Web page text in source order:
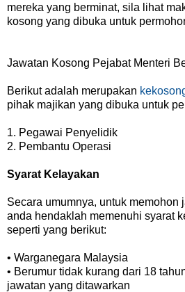
mereka yang berminat, sila lihat
kosong yang dibuka untuk
Jawatan Kosong Pejabat Menteri
Berikut adalah merupakan
pihak majikan yang dibuka untuk
1. Pegawai Penyelidik
2. Pembantu Operasi
Syarat Kelayakan
Secara umumnya, untuk memohon
anda hendaklah memenuhi syarat
seperti yang berikut:
• Warganegara Malaysia
• Berumur tidak kurang dari 18
jawatan yang ditawarkan